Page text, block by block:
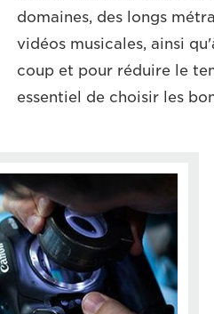
domaines, des longs
vidéos musicales, ainsi
coup et pour réduire le
essentiel de choisir les